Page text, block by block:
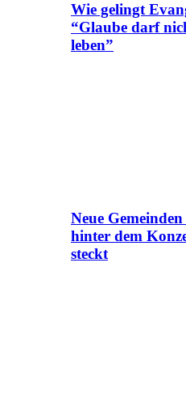
Wie gelingt
“Glaube darf
leben”
Neue
hinter dem
steckt